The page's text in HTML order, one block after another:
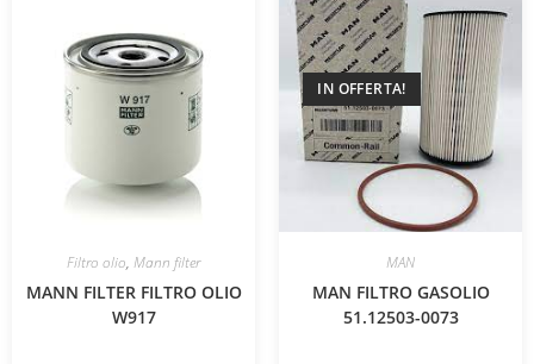
Filtro olio, Mann filter
MANN FILTER FILTRO OLIO
W917
IN OFFERTA!
MAN
MAN FILTRO GASOLIO
51.12503-0073